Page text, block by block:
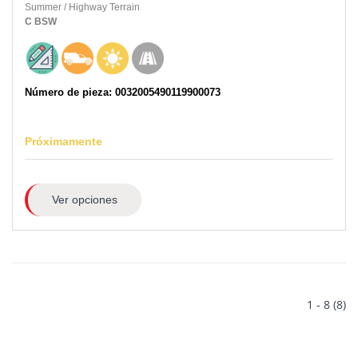
Summer / Highway Terrain
C BSW
Número de pieza: 0032005490119900073
Próximamente
Ver opciones
1 - 8 (8)